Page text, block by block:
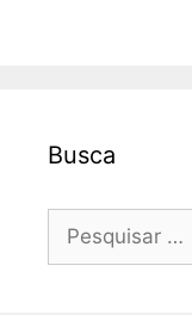
Busca
Pesquisar